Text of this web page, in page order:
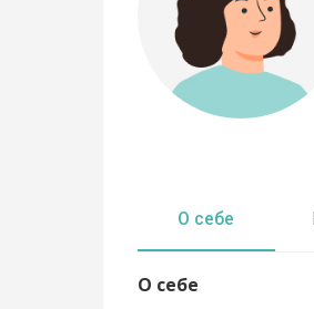
О себе
О себе